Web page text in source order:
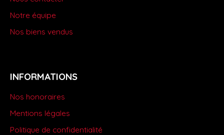
Notre équipe
Nos biens vendus
INFORMATIONS
Nos honoraires
Mentions légales
Politique de confidentialité